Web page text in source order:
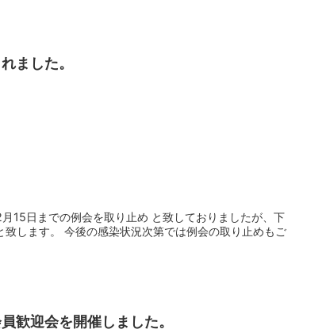
ました。
15日までの例会を取り止め と致しておりましたが、下
します。 今後の感染状況次第では例会の取り止めもご
歓迎会を開催しました。